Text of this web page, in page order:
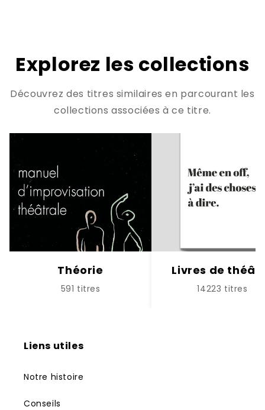
Explorez les collections
Découvrez des titres similaires en parcourant les
collections associées à ce titre.
Théorie
591 titres
Livres de
14223 titres
Liens utiles
Notre histoire
Conseils